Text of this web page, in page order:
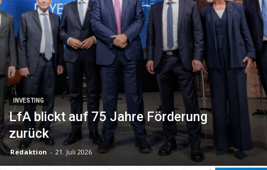
INVESTING
LfA blickt auf 75 Jahre Förderung
zurück
Redaktion - 21. Juli 2026